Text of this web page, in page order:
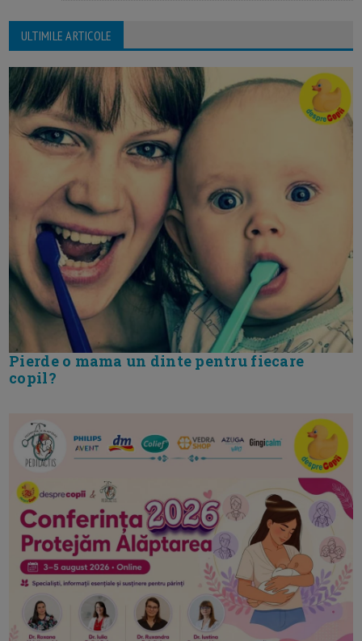
ULTIMILE ARTICOLE
Pierde o mama un dinte pentru fiecare
copil?